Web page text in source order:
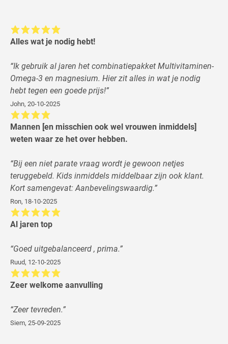
Alles wat je nodig hebt!
“Ik gebruik al jaren het combinatiepakket Multivitaminen-
Omega-3 en magnesium. Hier zit alles in wat je nodig
hebt tegen een goede prijs!”
John, 20-10-2025
Mannen [en misschien ook wel vrouwen inmiddels]
weten waar ze het over hebben.
“Bij een niet parate vraag wordt je gewoon netjes
teruggebeld. Kids inmiddels middelbaar zijn ook klant.
Kort samengevat: Aanbevelingswaardig.”
Ron, 18-10-2025
Al jaren top
“Goed uitgebalanceerd , prima.”
Ruud, 12-10-2025
Zeer welkome aanvulling
“Zeer tevreden.”
Siem, 25-09-2025